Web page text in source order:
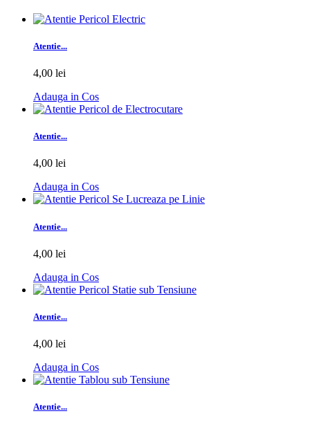
Atentie...
4,00 lei
Adauga in Cos
Atentie...
4,00 lei
Adauga in Cos
Atentie...
4,00 lei
Adauga in Cos
Atentie...
4,00 lei
Adauga in Cos
Atentie...